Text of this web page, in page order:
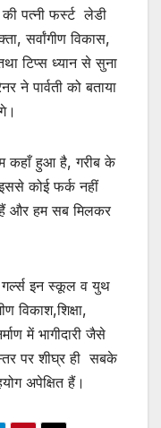
पत्नी फर्स्ट लेडी
सर्वांगीण विकास,
टिप्स ध्यान से सुना
ने पार्वती को बताया
कहाँ हुआ है, गरीब के
कोई फर्क नहीं
और हम सब मिलकर
गर्ल्स इन स्कूल व युथ
विकाश,शिक्षा,
में भागीदारी जैसे
पर शीघ्र ही सबके
अपेक्षित हैं।